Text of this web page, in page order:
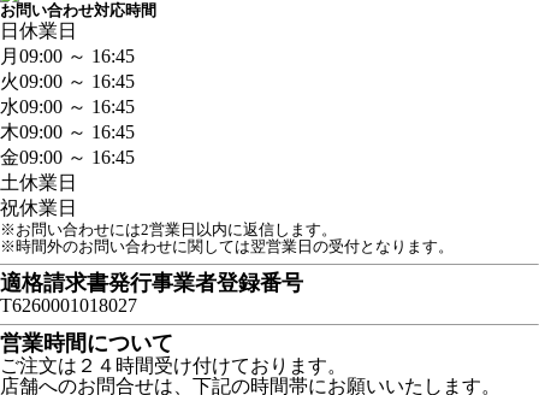
お問い合わせ対応時間
日 休業日
月 09:00 ～ 16:45
火09:00 ～ 16:45
水09:00 ～ 16:45
木09:00 ～ 16:45
金09:00 ～ 16:45
土休業日
祝休業日
※お問い合わせには2営業日以内に返信します。
※時間外のお問い合わせに関しては翌営業日の受付となります。
適格請求書発行事業者登録番号
T6260001018027
営業時間について
ご注文は２４時間受け付けております。
店舗へのお問合せは、下記の時間帯にお願いいたします。